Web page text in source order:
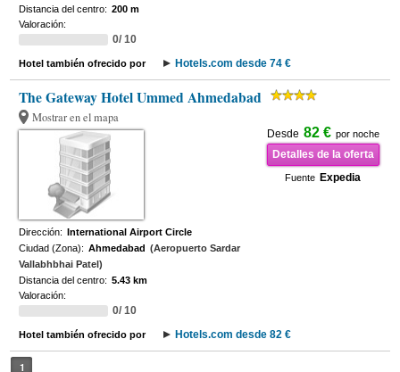
Distancia del centro: 200 m
Valoración:
0/ 10
Hotel también ofrecido por Hotels.com desde 74 €
The Gateway Hotel Ummed Ahmedabad
Mostrar en el mapa
Desde 82 € por noche
Detalles de la oferta
Fuente Expedia
Dirección: International Airport Circle
Ciudad (Zona): Ahmedabad (Aeropuerto Sardar
Vallabhbhai Patel)
Distancia del centro: 5.43 km
Valoración:
0/ 10
Hotel también ofrecido por Hotels.com desde 82 €
1